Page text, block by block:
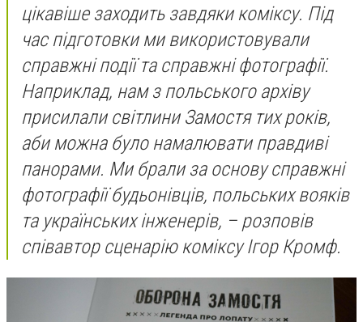
цікавіше заходить завдяки коміксу. Під
час підготовки ми використовували
справжні події та справжні фотографії.
Наприклад, нам з польського архіву
присилали світлини Замостя тих років,
аби можна було намалювати правдиві
панорами. Ми брали за основу справжні
фотографії будьонівців, польських вояків
та українських інженерів, – розповів
співавтор сценарію коміксу Ігор Кромф.